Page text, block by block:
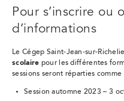
Pour s’inscrire ou
d’informations
Le Cégep Saint-Jean-sur-
scolaire pour les différentes
sessions seront réparties comme
Session automne 2023 – 3